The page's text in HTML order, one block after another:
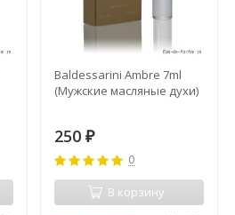
Baldessarini Ambre 7ml
(Мужские масляные духи)
250 ₽
0
В корзину